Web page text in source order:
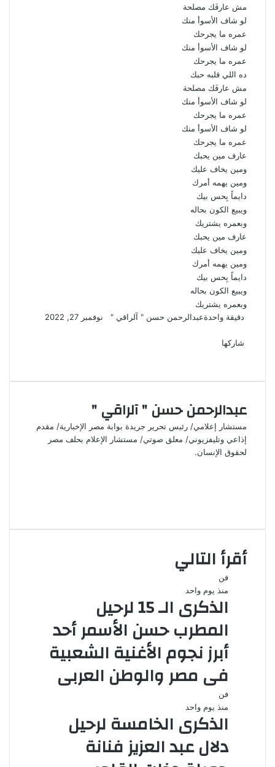
مش عارفَك مصلحة
لو شاف الأسوأ منك
عمره ما يجرحك
لو شاف الأسوأ منك
عمره ما يجرحك
ده اللي قلبه حبك
مش عارفَك مصلحة
لو شاف الأسوأ منك
عمره ما يجرحك
لو شاف الأسوأ منك
عمره ما يجرحك
عارف مين يحبك
ومين يخاف عليك
ومين يهمه أمرك
دايماً بِحس بيك
ويبيع الكون بحاله
وبعمره يشتريك
عارف مين يحبك
ومين يخاف عليك
ومين يهمه أمرك
دايماً بِحس بيك
ويبيع الكون بحاله
وبعمره يشتريك
عبدالرحمن حسن " آلراقي "
تابع
أرسل
نوفمبر 27, 2022
دقيقة واحدة
شاركها
البريد
عبدالرحمن حسن " آلراقي "
مستشار إعلامي/ رئيس تحرير جريدة بوابة مصر الإخبارية/ مقدم
إذاعي وتليفزيوني/ معلق صوتي/ مستشار الإعلام بحلف مصر
لحقوق الإنسان.
أقرأ التالي
فن
منذ يوم واحد
الذكرى الـ 15 لرحيل
المطرب حسن الأسمر أحد
أبرز نجوم الأغنية الشعبية
فى مصر والوطن العربى
فن
منذ يوم واحد
الذكرى الخامسة لرحيل
دلال عبد العزيز فنانة